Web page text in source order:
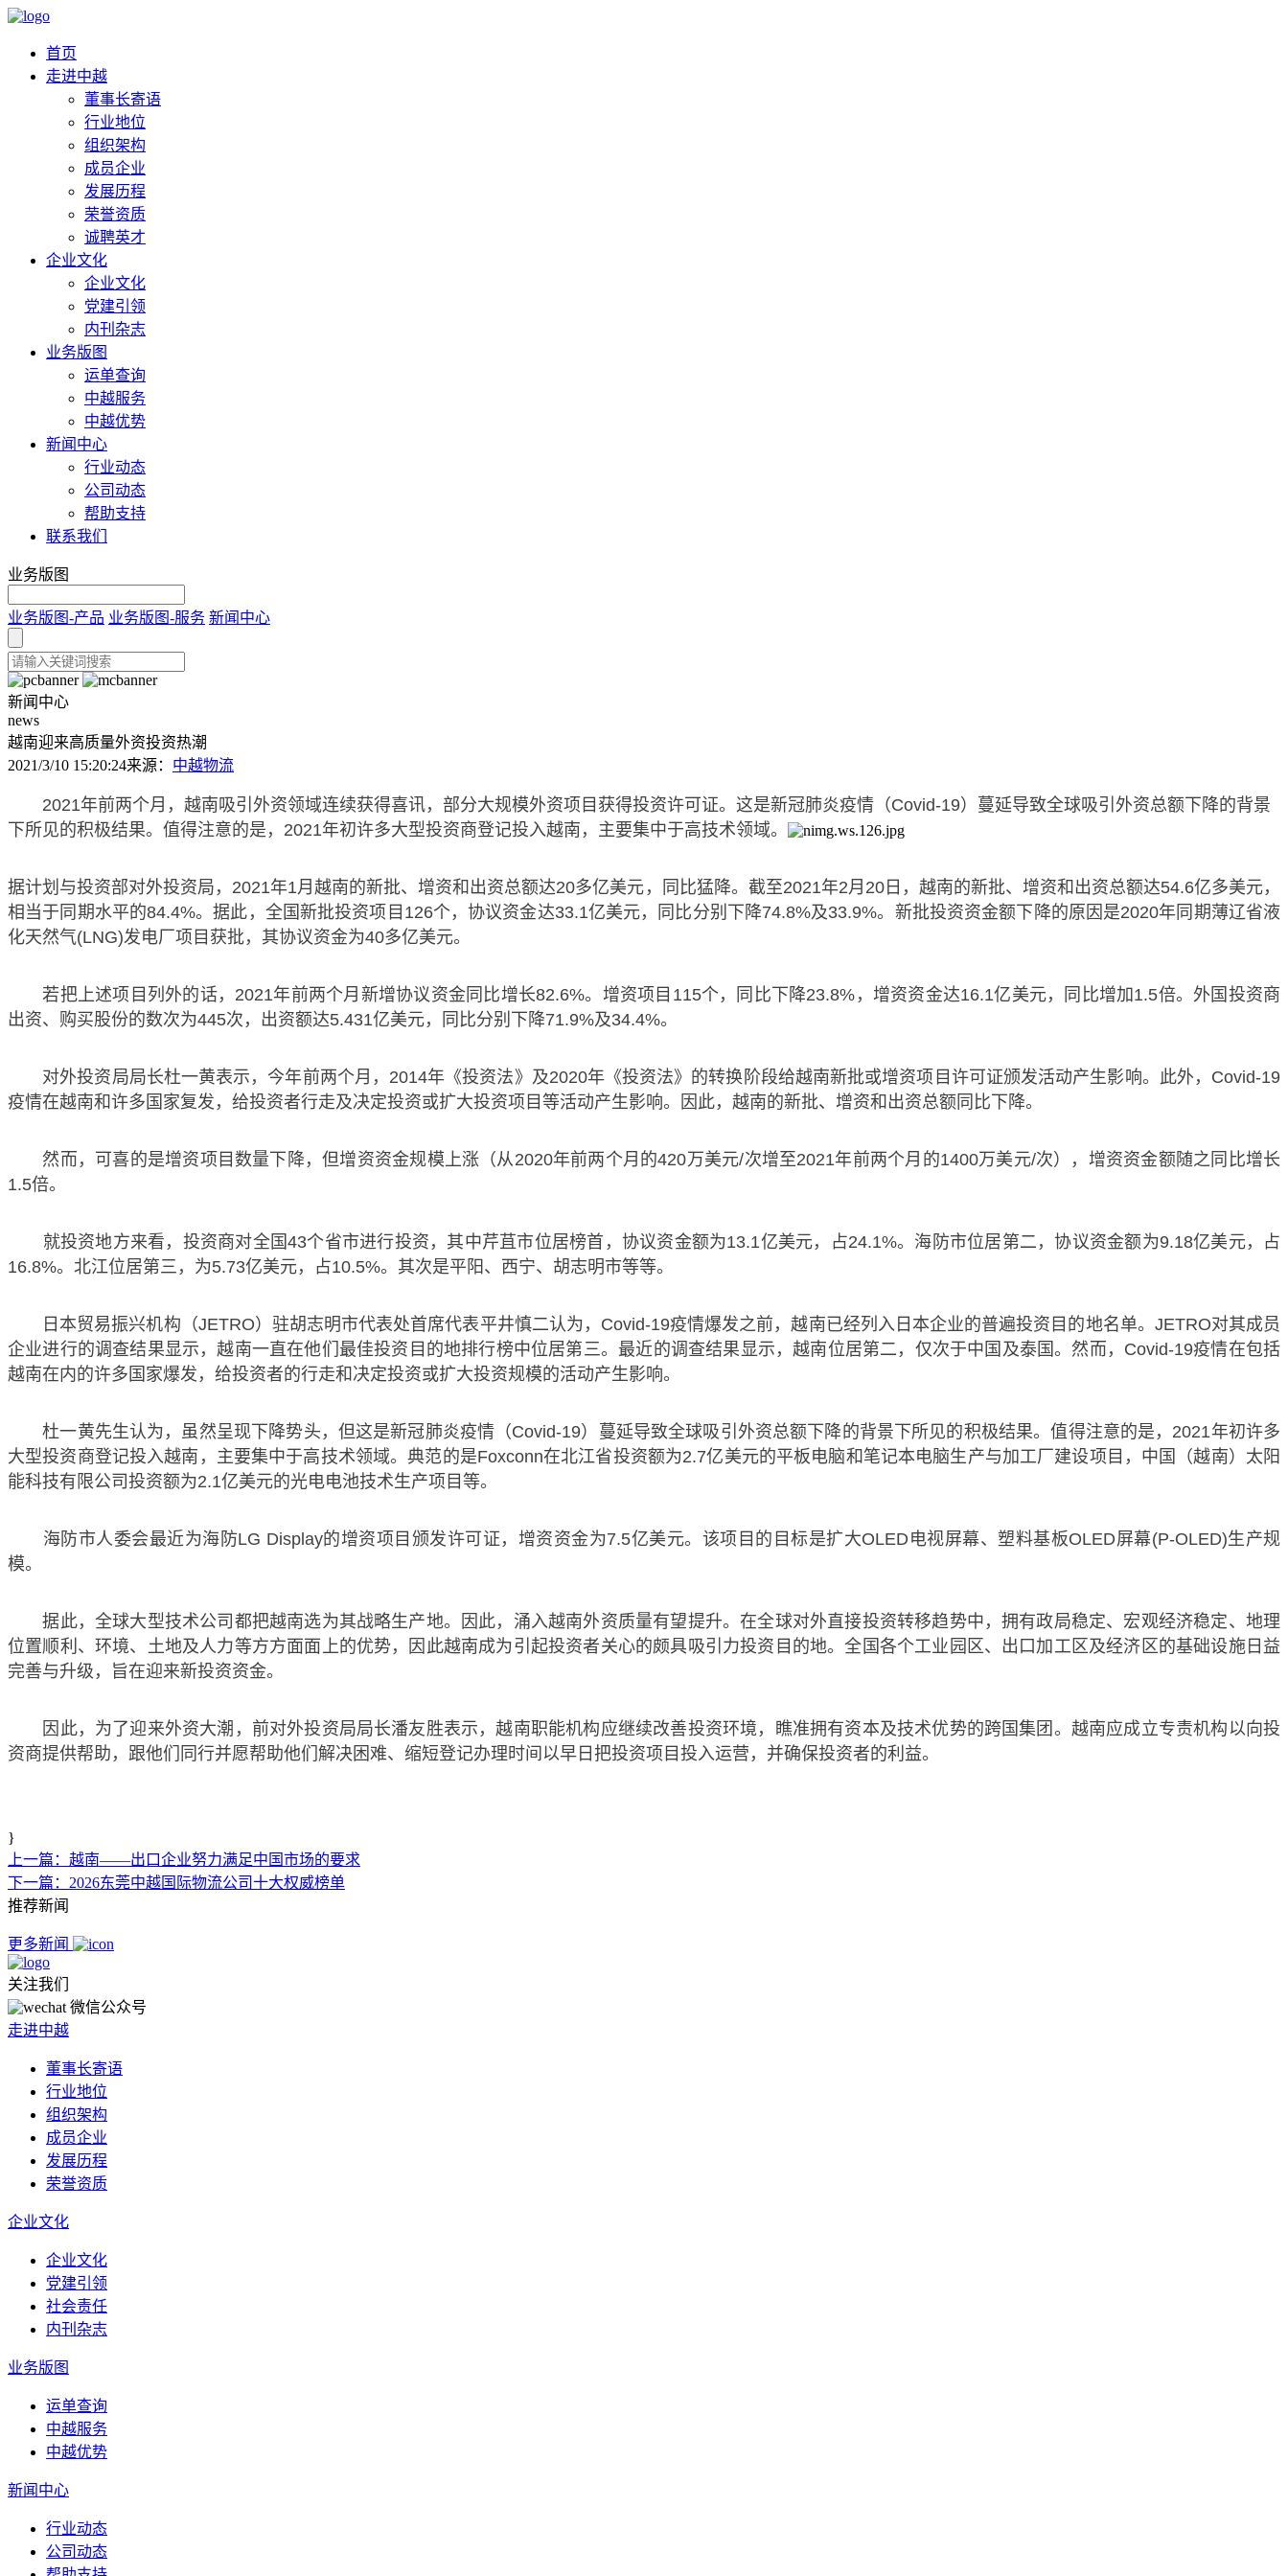
首页
走进中越
董事长寄语
行业地位
组织架构
成员企业
发展历程
荣誉资质
诚聘英才
企业文化
企业文化
党建引领
内刊杂志
业务版图
运单查询
中越服务
中越优势
新闻中心
行业动态
公司动态
帮助支持
联系我们
业务版图
业务版图-产品 业务版图-服务 新闻中心
新闻中心
news
越南迎来高质量外资投资热潮
2021/3/10 15:20:24来源： 中越物流
2021年前两个月，越南吸引外资领域连续获得喜讯，部分大规模外资项目获得投资许可证。这是新冠肺炎疫情（Covid-19）蔓延导致全球吸引外资总额下降的背景
下所见的积极结果。值得注意的是，2021年初许多大型投资商登记投入越南，主要集中于高技术领域。
据计划与投资部对外投资局，2021年1月越南的新批、增资和出资总额达20多亿美元，同比猛降。截至2021年2月20日，越南的新批、增资和出资总额达54.6亿多美元，
相当于同期水平的84.4%。据此，全国新批投资项目126个，协议资金达33.1亿美元，同比分别下降74.8%及33.9%。新批投资资金额下降的原因是2020年同期薄辽省液
化天然气(LNG)发电厂项目获批，其协议资金为40多亿美元。
若把上述项目列外的话，2021年前两个月新增协议资金同比增长82.6%。增资项目115个，同比下降23.8%，增资资金达16.1亿美元，同比增加1.5倍。外国投资商
出资、购买股份的数次为445次，出资额达5.431亿美元，同比分别下降71.9%及34.4%。
对外投资局局长杜一黄表示，今年前两个月，2014年《投资法》及2020年《投资法》的转换阶段给越南新批或增资项目许可证颁发活动产生影响。此外，Covid-19
疫情在越南和许多国家复发，给投资者行走及决定投资或扩大投资项目等活动产生影响。因此，越南的新批、增资和出资总额同比下降。
然而，可喜的是增资项目数量下降，但增资资金规模上涨（从2020年前两个月的420万美元/次增至2021年前两个月的1400万美元/次），增资资金额随之同比增长
1.5倍。
就投资地方来看，投资商对全国43个省市进行投资，其中芹苴市位居榜首，协议资金额为13.1亿美元，占24.1%。海防市位居第二，协议资金额为9.18亿美元，占
16.8%。北江位居第三，为5.73亿美元，占10.5%。其次是平阳、西宁、胡志明市等等。
日本贸易振兴机构（JETRO）驻胡志明市代表处首席代表平井慎二认为，Covid-19疫情爆发之前，越南已经列入日本企业的普遍投资目的地名单。JETRO对其成员
企业进行的调查结果显示，越南一直在他们最佳投资目的地排行榜中位居第三。最近的调查结果显示，越南位居第二，仅次于中国及泰国。然而，Covid-19疫情在包括
越南在内的许多国家爆发，给投资者的行走和决定投资或扩大投资规模的活动产生影响。
杜一黄先生认为，虽然呈现下降势头，但这是新冠肺炎疫情（Covid-19）蔓延导致全球吸引外资总额下降的背景下所见的积极结果。值得注意的是，2021年初许多
大型投资商登记投入越南，主要集中于高技术领域。典范的是Foxconn在北江省投资额为2.7亿美元的平板电脑和笔记本电脑生产与加工厂建设项目，中国（越南）太阳
能科技有限公司投资额为2.1亿美元的光电电池技术生产项目等。
海防市人委会最近为海防LG Display的增资项目颁发许可证，增资资金为7.5亿美元。该项目的目标是扩大OLED电视屏幕、塑料基板OLED屏幕(P-OLED)生产规
模。
据此，全球大型技术公司都把越南选为其战略生产地。因此，涌入越南外资质量有望提升。在全球对外直接投资转移趋势中，拥有政局稳定、宏观经济稳定、地理
位置顺利、环境、土地及人力等方方面面上的优势，因此越南成为引起投资者关心的颇具吸引力投资目的地。全国各个工业园区、出口加工区及经济区的基础设施日益
完善与升级，旨在迎来新投资资金。
因此，为了迎来外资大潮，前对外投资局局长潘友胜表示，越南职能机构应继续改善投资环境，瞧准拥有资本及技术优势的跨国集团。越南应成立专责机构以向投
资商提供帮助，跟他们同行并愿帮助他们解决困难、缩短登记办理时间以早日把投资项目投入运营，并确保投资者的利益。
}
上一篇：越南——出口企业努力满足中国市场的要求
下一篇：2026东莞中越国际物流公司十大权威榜单
推荐新闻
更多新闻
关注我们
微信公众号
走进中越
董事长寄语
行业地位
组织架构
成员企业
发展历程
荣誉资质
企业文化
企业文化
党建引领
社会责任
内刊杂志
业务版图
运单查询
中越服务
中越优势
新闻中心
行业动态
公司动态